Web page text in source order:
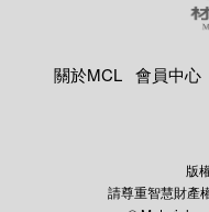
關於MCL 會員中心
版
請尊重智慧財產